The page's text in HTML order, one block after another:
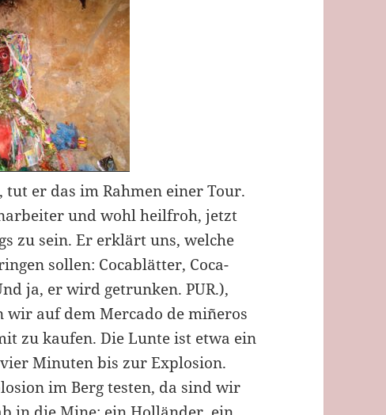
er das im Rahmen einer Tour.
und wohl heilfroh, jetzt
zu sein. Er erklärt uns, welche
sollen: Cocablätter, Coca-
ja, er wird getrunken. PUR.),
wir auf dem Mercado de miñeros
zu kaufen. Die Lunte ist etwa ein
Minuten bis zur Explosion.
im Berg testen, da sind wir